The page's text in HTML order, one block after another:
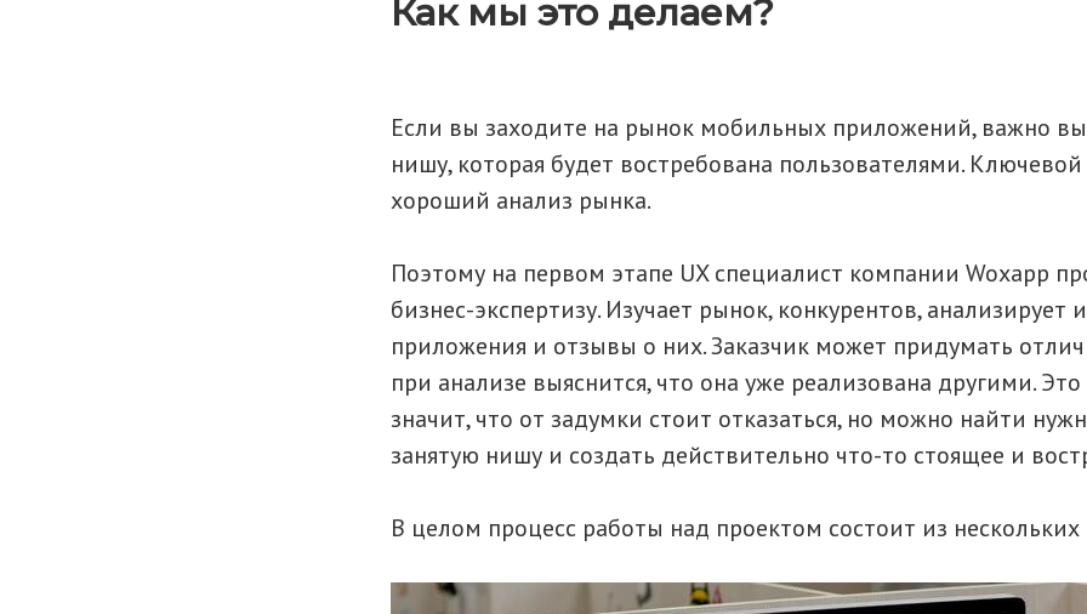
Как мы это делаем?
Если вы заходите на рынок мобильных приложений, важно
нишу, которая будет востребована пользователями. Ключевой
хороший анализ рынка.
Поэтому на первом этапе UX специалист компании Woxapp
бизнес-экспертизу. Изучает рынок, конкурентов,
приложения и отзывы о них. Заказчик может придумать
при анализе выяснится, что она уже реализована другими. Это
значит, что от задумки стоит отказаться, но можно найти
занятую нишу и создать действительно что-то стоящее и
В целом процесс работы над проектом состоит из нескольких